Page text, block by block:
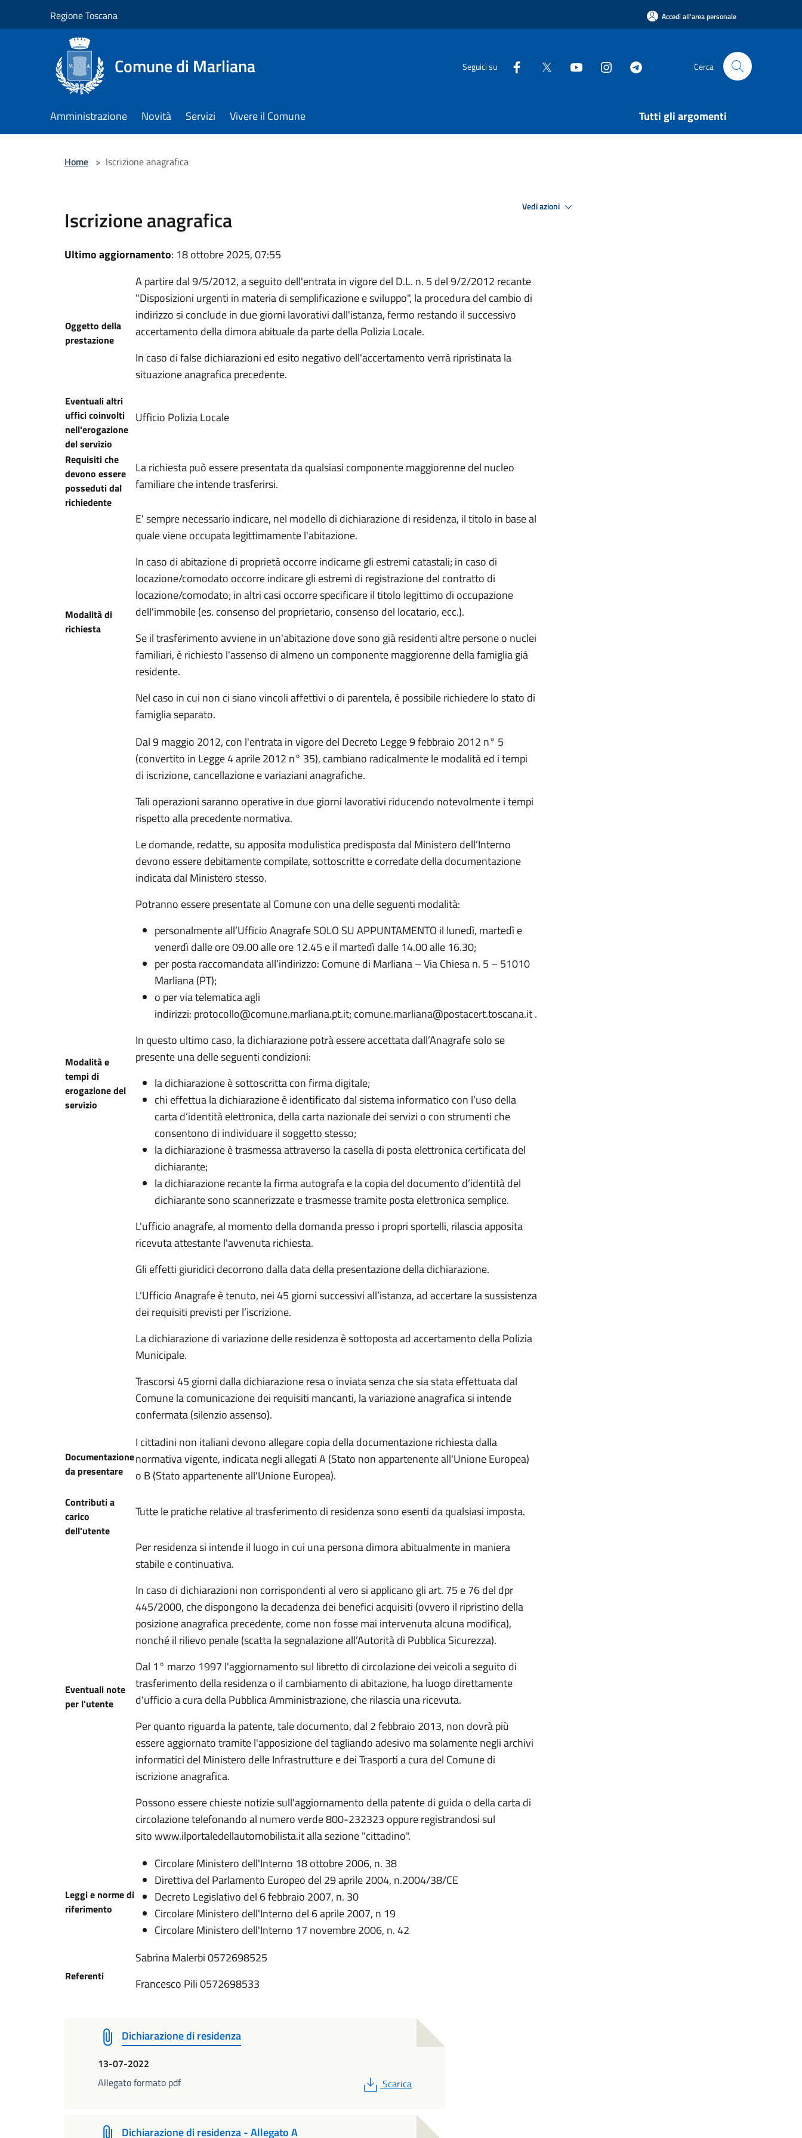
Regione Toscana Accedi all'area personale
Comune di Marliana Seguici su Cerca
Amministrazione Novità Servizi Vivere il Comune Tutti gli argomenti
Home > Iscrizione anagrafica
Iscrizione anagrafica
Ultimo aggiornamento: 18 ottobre 2025, 07:55
Oggetto della
prestazione
A partire dal 9/5/2012, a seguito dell'entrata in vigore del D.L. n. 5 del 9/2/2012 recante
"Disposizioni urgenti in materia di semplificazione e sviluppo", la procedura del cambio di
indirizzo si conclude in due giorni lavorativi dall'istanza, fermo restando il successivo
accertamento della dimora abituale da parte della Polizia Locale.
In caso di false dichiarazioni ed esito negativo dell'accertamento verrà ripristinata la
situazione anagrafica precedente.
Eventuali altri
uffici coinvolti
nell'erogazione
del servizio
Ufficio Polizia Locale
Requisiti che
devono essere
posseduti dal
richiedente
La richiesta può essere presentata da qualsiasi componente maggiorenne del nucleo
familiare che intende trasferirsi.
Modalità di
richiesta
E' sempre necessario indicare, nel modello di dichiarazione di residenza, il titolo in base al
quale viene occupata legittimamente l'abitazione.
In caso di abitazione di proprietà occorre indicarne gli estremi catastali; in caso di
locazione/comodato occorre indicare gli estremi di registrazione del contratto di
locazione/comodato; in altri casi occorre specificare il titolo legittimo di occupazione
dell'immobile (es. consenso del proprietario, consenso del locatario, ecc.).
Se il trasferimento avviene in un'abitazione dove sono già residenti altre persone o nuclei
familiari, è richiesto l'assenso di almeno un componente maggiorenne della famiglia già
residente.
Nel caso in cui non ci siano vincoli affettivi o di parentela, è possibile richiedere lo stato di
famiglia separato.
Modalità e
tempi di
erogazione del
servizio
Dal 9 maggio 2012, con l'entrata in vigore del Decreto Legge 9 febbraio 2012 n° 5
(convertito in Legge 4 aprile 2012 n° 35), cambiano radicalmente le modalità ed i tempi
di iscrizione, cancellazione e variaziani anagrafiche.
Tali operazioni saranno operative in due giorni lavorativi riducendo notevolmente i tempi
rispetto alla precedente normativa.
Le domande, redatte, su apposita modulistica predisposta dal Ministero dell’Interno
devono essere debitamente compilate, sottoscritte e corredate della documentazione
indicata dal Ministero stesso.
Potranno essere presentate al Comune con una delle seguenti modalità:
personalmente all’Ufficio Anagrafe SOLO SU APPUNTAMENTO il lunedì, martedì e
venerdì dalle ore 09.00 alle ore 12.45 e il martedì dalle 14.00 alle 16.30;
per posta raccomandata all’indirizzo: Comune di Marliana – Via Chiesa n. 5 – 51010
Marliana (PT);
o per via telematica agli
indirizzi: protocollo@comune.marliana.pt.it; comune.marliana@postacert.toscana.it .
In questo ultimo caso, la dichiarazione potrà essere accettata dall’Anagrafe solo se
presente una delle seguenti condizioni:
la dichiarazione è sottoscritta con firma digitale;
chi effettua la dichiarazione è identificato dal sistema informatico con l’uso della
carta d’identità elettronica, della carta nazionale dei servizi o con strumenti che
consentono di individuare il soggetto stesso;
la dichiarazione è trasmessa attraverso la casella di posta elettronica certificata del
dichiarante;
la dichiarazione recante la firma autografa e la copia del documento d’identità del
dichiarante sono scannerizzate e trasmesse tramite posta elettronica semplice.
L'ufficio anagrafe, al momento della domanda presso i propri sportelli, rilascia apposita
ricevuta attestante l'avvenuta richiesta.
Gli effetti giuridici decorrono dalla data della presentazione della dichiarazione.
L’Ufficio Anagrafe è tenuto, nei 45 giorni successivi all’istanza, ad accertare la sussistenza
dei requisiti previsti per l’iscrizione.
La dichiarazione di variazione delle residenza è sottoposta ad accertamento della Polizia
Municipale.
Trascorsi 45 giorni dalla dichiarazione resa o inviata senza che sia stata effettuata dal
Comune la comunicazione dei requisiti mancanti, la variazione anagrafica si intende
confermata (silenzio assenso).
Documentazione
da presentare
I cittadini non italiani devono allegare copia della documentazione richiesta dalla
normativa vigente, indicata negli allegati A (Stato non appartenente all'Unione Europea)
o B (Stato appartenente all'Unione Europea).
Contributi a
carico
dell'utente
Tutte le pratiche relative al trasferimento di residenza sono esenti da qualsiasi imposta.
Eventuali note
per l'utente
Per residenza si intende il luogo in cui una persona dimora abitualmente in maniera
stabile e continuativa.
In caso di dichiarazioni non corrispondenti al vero si applicano gli art. 75 e 76 del dpr
445/2000, che dispongono la decadenza dei benefici acquisiti (ovvero il ripristino della
posizione anagrafica precedente, come non fosse mai intervenuta alcuna modifica),
nonché il rilievo penale (scatta la segnalazione all’Autorità di Pubblica Sicurezza).
Dal 1° marzo 1997 l'aggiornamento sul libretto di circolazione dei veicoli a seguito di
trasferimento della residenza o il cambiamento di abitazione, ha luogo direttamente
d'ufficio a cura della Pubblica Amministrazione, che rilascia una ricevuta.
Per quanto riguarda la patente, tale documento, dal 2 febbraio 2013, non dovrà più
essere aggiornato tramite l'apposizione del tagliando adesivo ma solamente negli archivi
informatici del Ministero delle Infrastrutture e dei Trasporti a cura del Comune di
iscrizione anagrafica.
Possono essere chieste notizie sull'aggiornamento della patente di guida o della carta di
circolazione telefonando al numero verde 800-232323 oppure registrandosi sul
sito www.ilportaledellautomobilista.it alla sezione "cittadino".
Leggi e norme di
riferimento
Circolare Ministero dell'Interno 18 ottobre 2006, n. 38
Direttiva del Parlamento Europeo del 29 aprile 2004, n.2004/38/CE
Decreto Legislativo del 6 febbraio 2007, n. 30
Circolare Ministero dell'Interno del 6 aprile 2007, n 19
Circolare Ministero dell'Interno 17 novembre 2006, n. 42
Referenti
Sabrina Malerbi 0572698525
Francesco Pili 0572698533
Dichiarazione di residenza
13-07-2022
Allegato formato pdf
PDF
Scarica
Dichiarazione di residenza - Allegato A
Vedi azioni